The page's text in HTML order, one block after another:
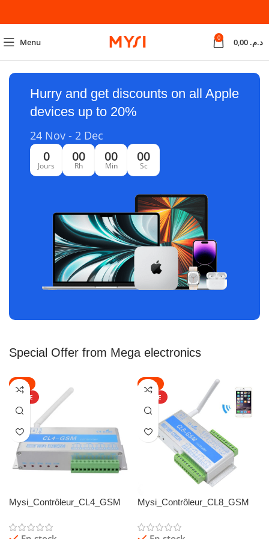
Menu 0 د.م.
Hurry and get discounts on all Apple
devices up to 20%
24 Nov - 2 Dec
0
Jours
00
Rh
00
Min
00
Sc
Special Offer from Mega electronics
-17%
OFFRE
Mysi_Contrôleur_CL4_GSM
pompe
-13%
OFFRE
Mysi_Contrôleur_CL8_GSM
pompe